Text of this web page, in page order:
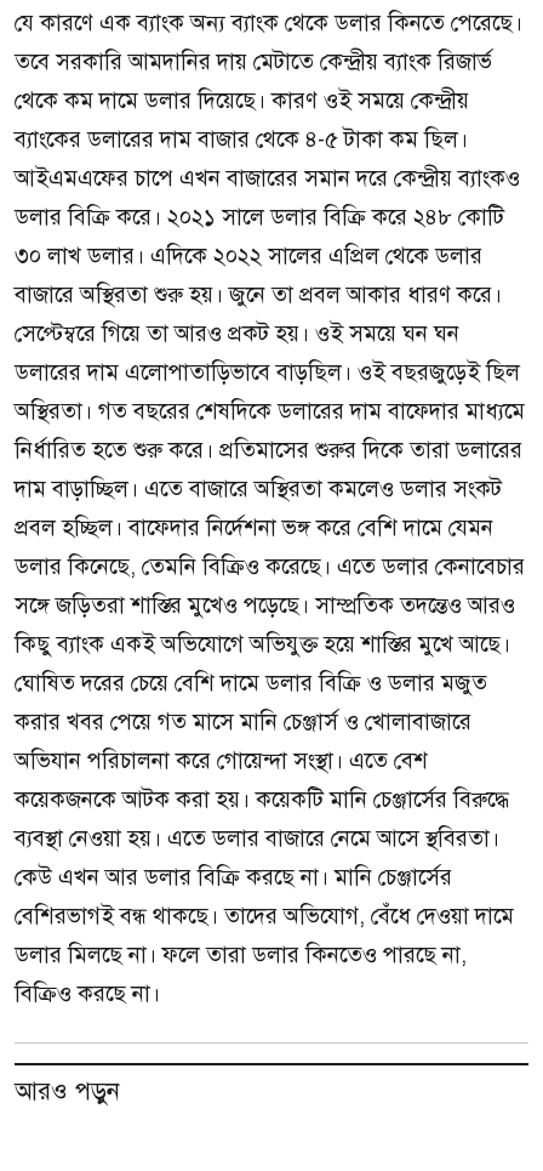
যে কারণে এক ব্যাংক অন্য ব্যাংক থেকে ডলার কিনতে পেরেছে।
তবে সরকারি আমদানির দায় মেটাতে কেন্দ্রীয় ব্যাংক রিজার্ভ
থেকে কম দামে ডলার দিয়েছে। কারণ ওই সময়ে কেন্দ্রীয়
ব্যাংকের ডলারের দাম বাজার থেকে ৪-৫ টাকা কম ছিল।
আইএমএফের চাপে এখন বাজারের সমান দরে কেন্দ্রীয় ব্যাংকও
ডলার বিক্রি করে। ২০২১ সালে ডলার বিক্রি করে ২৪৮ কোটি
৩০ লাখ ডলার। এদিকে ২০২২ সালের এপ্রিল থেকে ডলার
বাজারে অস্থিরতা শুরু হয়। জুনে তা প্রবল আকার ধারণ করে।
সেপ্টেম্বরে গিয়ে তা আরও প্রকট হয়। ওই সময়ে ঘন ঘন
ডলারের দাম এলোপাতাড়িভাবে বাড়ছিল। ওই বছরজুড়েই ছিল
অস্থিরতা। গত বছরের শেষদিকে ডলারের দাম বাফেদার মাধ্যমে
নির্ধারিত হতে শুরু করে। প্রতিমাসের শুরুর দিকে তারা ডলারের
দাম বাড়াচ্ছিল। এতে বাজারে অস্থিরতা কমলেও ডলার সংকট
প্রবল হচ্ছিল। বাফেদার নির্দেশনা ভঙ্গ করে বেশি দামে যেমন
ডলার কিনেছে, তেমনি বিক্রিও করেছে। এতে ডলার কেনাবেচার
সঙ্গে জড়িতরা শাস্তির মুখেও পড়েছে। সাম্প্রতিক তদন্তেও আরও
কিছু ব্যাংক একই অভিযোগে অভিযুক্ত হয়ে শাস্তির মুখে আছে।
ঘোষিত দরের চেয়ে বেশি দামে ডলার বিক্রি ও ডলার মজুত
করার খবর পেয়ে গত মাসে মানি চেঞ্জার্স ও খোলাবাজারে
অভিযান পরিচালনা করে গোয়েন্দা সংস্থা। এতে বেশ
কয়েকজনকে আটক করা হয়। কয়েকটি মানি চেঞ্জার্সের বিরুদ্ধে
ব্যবস্থা নেওয়া হয়। এতে ডলার বাজারে নেমে আসে স্থবিরতা।
কেউ এখন আর ডলার বিক্রি করছে না। মানি চেঞ্জার্সের
বেশিরভাগই বন্ধ থাকছে। তাদের অভিযোগ, বেঁধে দেওয়া দামে
ডলার মিলছে না। ফলে তারা ডলার কিনতেও পারছে না,
বিক্রিও করছে না।
আরও পড়ুন